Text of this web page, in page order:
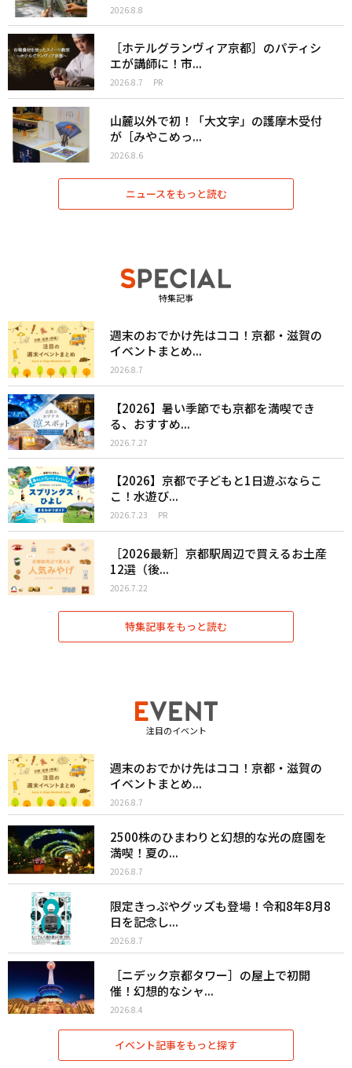
2026.8.8
［ホテルグランヴィア京都］のパティシ
エが講師に！市...
2026.8.7 PR
山麓以外で初！「大文字」の護摩木受付
が［みやこめっ...
2026.8.6
ニュースをもっと読む
特集記事
週末のおでかけ先はココ！京都・滋賀の
イベントまとめ...
2026.8.7
【2026】暑い季節でも京都を満喫でき
る、おすすめ...
2026.7.27
【2026】京都で子どもと1日遊ぶならこ
こ！水遊び...
2026.7.23 PR
［2026最新］京都駅周辺で買えるお土産
12選（後...
2026.7.22
特集記事をもっと読む
注目のイベント
週末のおでかけ先はココ！京都・滋賀の
イベントまとめ...
2026.8.7
2500株のひまわりと幻想的な光の庭園を
満喫！夏の...
2026.8.7
限定きっぷやグッズも登場！令和8年8月8
日を記念し...
2026.8.7
［ニデック京都タワー］の屋上で初開
催！幻想的なシャ...
2026.8.4
イベント記事をもっと探す